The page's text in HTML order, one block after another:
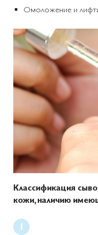
Омоложение и
Классификация
кожи, наличию